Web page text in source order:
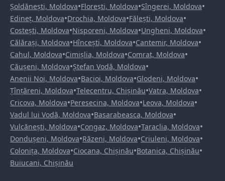
Șoldănești, Moldova•Florești, Moldova•Sîngerei, Moldova•
Edineț, Moldova•Drochia, Moldova•Fălești, Moldova•
Costești, Moldova•Nisporeni, Moldova•Ungheni, Moldova•
Călărași, Moldova•Hîncești, Moldova•Cantemir, Moldova•
Cahul, Moldova•Cimișlia, Moldova•Comrat, Moldova•
Căușeni, Moldova•Ștefan Vodă, Moldova•
Anenii Noi, Moldova•Bacioi, Moldova•Glodeni, Moldova•
Țînțăreni, Moldova•Telecentru, Chișinău•Vatra, Moldova•
Cricova, Moldova•Peresecina, Moldova•Leova, Moldova•
Vadul lui Vodă, Moldova•Basarabeasca, Moldova•
Vulcănești, Moldova•Congaz, Moldova•Taraclia, Moldova•
Dondușeni, Moldova•Răzeni, Moldova•Criuleni, Moldova•
Colonița, Moldova•Ciocana, Chișinău•Botanica, Chișinău•
Buiucani, Chișinău